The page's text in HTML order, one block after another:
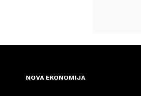
NOVA EKONOMIJA